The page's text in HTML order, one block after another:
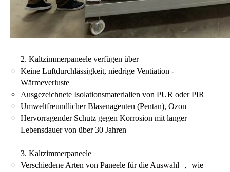
2. Kaltzimmerpaneele verfügen über
Keine Luftdurchlässigkeit, niedrige Ventiation -
Wärmeverluste
Ausgezeichnete Isolationsmaterialien von PUR oder PIR
Umweltfreundlicher Blasenagenten (Pentan), Ozon
Hervorragender Schutz gegen Korrosion mit langer
Lebensdauer von über 30 Jahren
3. Kaltzimmerpaneele
Verschiedene Arten von Paneele für die Auswahl ， wie